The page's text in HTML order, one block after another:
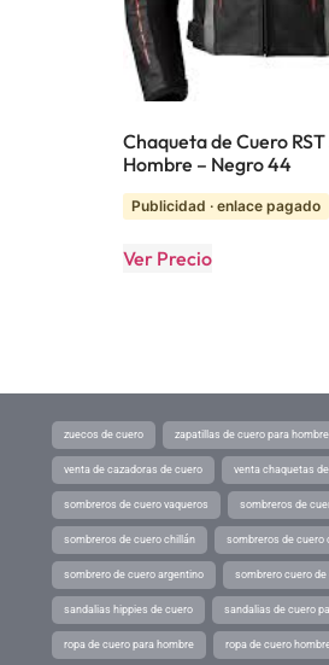
Chaqueta de Cuero RST
Hombre – Negro 44
Publicidad · enlace pagado
Ver Precio
zuecos de cuero zapatillas de cuero para hombre
venta de cazadoras de cuero venta chaquetas
sombreros de cuero vaqueros sombreros de
sombreros de cuero chillán sombreros de cuero
sombrero de cuero argentino sombrero cuero de
sandalias hippies de cuero sandalias de cuero
ropa de cuero para hombre ropa de cuero